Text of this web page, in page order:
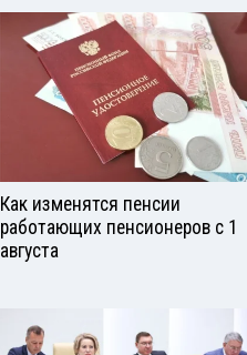
Как изменятся пенсии
работающих пенсионеров с 1
августа